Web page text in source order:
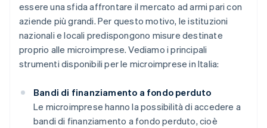
essere una sfida affrontare il mercato ad armi pari con
aziende più grandi. Per questo motivo, le istituzioni
nazionali e locali predispongono misure destinate
proprio alle microimprese. Vediamo i principali
strumenti disponibili per le microimprese in Italia:
Bandi di finanziamento a fondo perduto
Le microimprese hanno la possibilità di accedere a
bandi di finanziamento a fondo perduto, cioè